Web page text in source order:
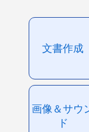
文書作成
画像＆サウ
ド